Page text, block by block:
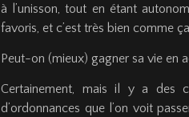
à l’unisson, tout en étant
favoris, et c’est très bien comme
Peut-on (mieux) gagner sa vie en
Certainement, mais il y a des
d’ordonnances que l’on voit